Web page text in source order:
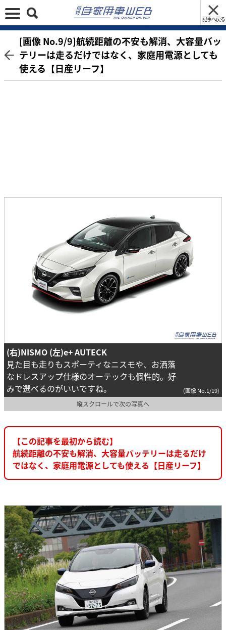
記事へ戻る
[画像 No.9/9]航続距離の不安も解消、大容量バッ
テリーは走るだけではなく、家庭用電源としても
使える【日産リーフ】
(右)NISMO (左)e+ AUTECK
見た目も走りもスポーティなニスモや、お洒落
なドレスアップ仕様のオーテックも個性的。好
みで選べるのがいいですね。
(画像 No.1/19)
縦スクロールで次の写真へ
【この記事を最初から読む】
航続距離の不安も解消、大容量バッテリーは走るだけ
ではなく、家庭用電源としても使える【日産リーフ】